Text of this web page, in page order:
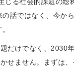
話ではなく、今
だけでなく、
ません。まずは